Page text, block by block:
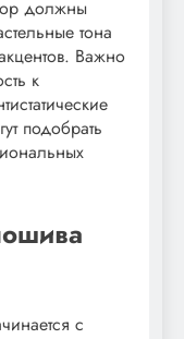
должны
тона
Важно
к
подобрать
с